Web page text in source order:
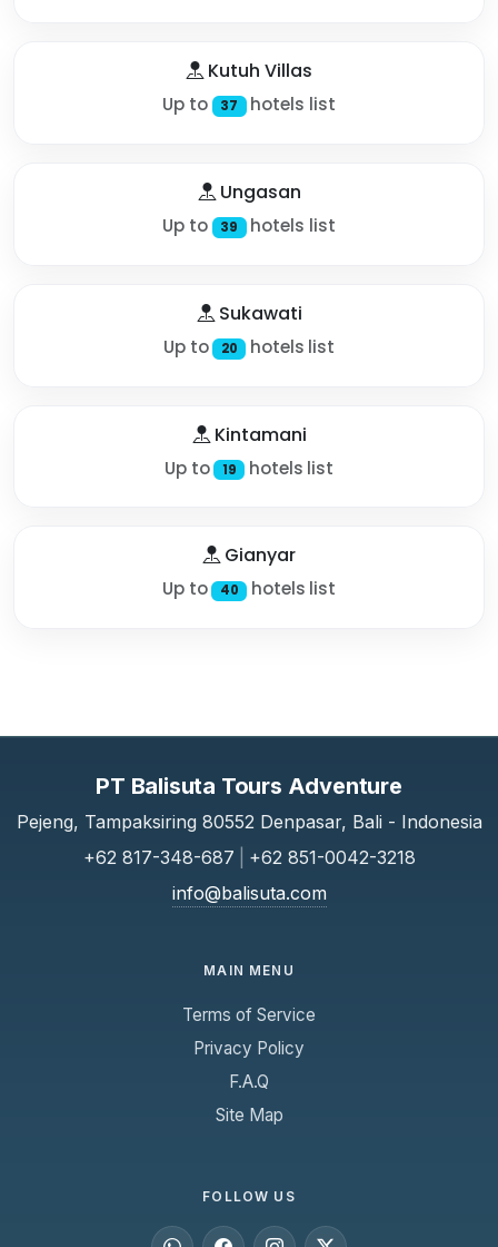
Kutuh Villas
Up to 37 hotels list
Ungasan
Up to 39 hotels list
Sukawati
Up to 20 hotels list
Kintamani
Up to 19 hotels list
Gianyar
Up to 40 hotels list
PT Balisuta Tours Adventure
Pejeng, Tampaksiring 80552 Denpasar, Bali - Indonesia
+62 817-348-687
+62 851-0042-3218
info@balisuta.com
MAIN MENU
Terms of Service
Privacy Policy
F.A.Q
Site Map
FOLLOW US